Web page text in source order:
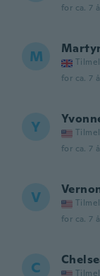
for ca. 7
M
for ca. 7
Y
for ca. 7
V
for ca. 7
C